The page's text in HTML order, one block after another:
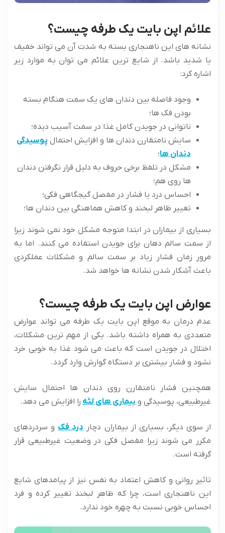
علائم اپن بایت یک طرفه چیست؟
نشانه های این ناهنجاری بسته به شدت آن می ‌تواند خفیف
یا شدید باشد. از شایع ترین علائم می ‌توان به موارد زیر
اشاره کرد:
وجود فاصله بین دندان های یک سمت هنگام بسته
بودن فک ها؛
ناتوانی در جویدن کامل غذا در سمت آسیب دیده؛
سایش نامتقارن دندان ها و افزایش احتمال پوسیدگی
دندان ها؛
مشکل در تلفظ برخی حروف به دلیل قرار نگرفتن دندان
ها روی هم؛
احساس درد یا فشار در مفصل گیجگاهی فکی؛
تغییر ظاهر لبخند و کاهش هماهنگی بین دندان ها؛
بسیاری از بیماران در ابتدا متوجه مشکل خود نمی‌ شوند زیرا
از سمت سالم دهان برای جویدن استفاده می‌ کنند. اما به
مرور زمان فشار زیاد بر سمت سالم و مشکلات عملکردی
باعث آشکار شدن نشانه ها خواهد شد.
عوارض اپن بایت یک طرفه چیست؟
عدم درمان به موقع اپن بایت یک طرفه می‌ تواند عوارض
متعددی به همراه داشته باشد. یکی از مهم ترین مشکلات،
اختلال در جویدن است که باعث می ‌شود غذا به خوبی خرد
نشود و فشار بیشتری بر دستگاه گوارش وارد گردد.
همچنین فشار نامتقارن روی دندان ها احتمال سایش
غیرطبیعی، پوسیدگی و بیماری های لثه را افزایش می‌ دهد.
از سوی دیگر، بسیاری از بیماران دچاردرد فکو سردردهای
مکرر می ‌شوند زیرا مفصل فکی در وضعیت غیرطبیعی قرار
گرفته است.
تاثیر روانی و کاهش اعتماد به نفس نیز از پیامدهای شایع
این ناهنجاری است، چرا که ظاهر لبخند تغییر کرده و فرد
احساس خوبی نسبت به چهره خود ندارد.